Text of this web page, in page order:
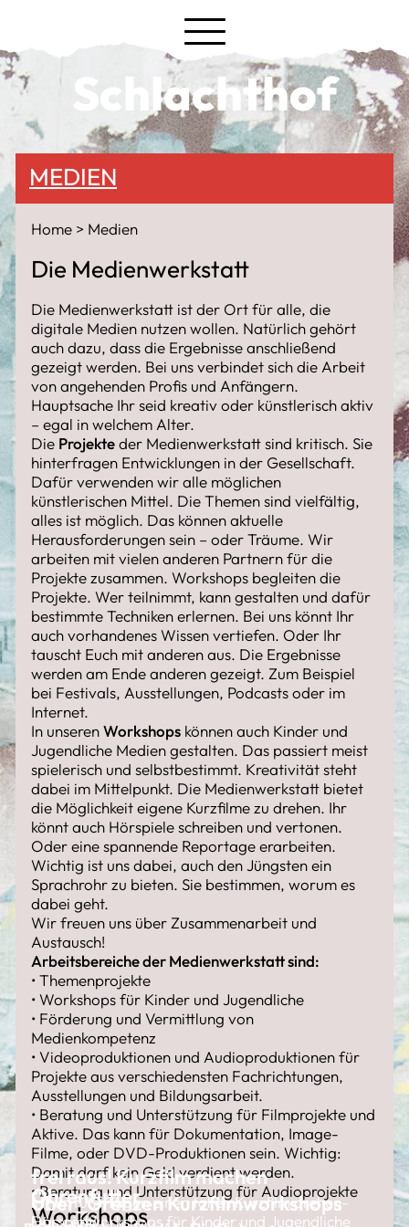
Schlachthof
MEDIEN
Home Medien
Die Medienwerkstatt
Die Medienwerkstatt ist der Ort für alle, die
digitale Medien nutzen wollen. Natürlich gehört
auch dazu, dass die Ergebnisse anschließend
gezeigt werden. Bei uns verbindet sich die Arbeit
von angehenden Profis und Anfängern.
Hauptsache Ihr seid kreativ oder künstlerisch aktiv
– egal in welchem Alter.
Die Projekteder Medienwerkstatt sind kritisch. Sie
hinterfragen Entwicklungen in der Gesellschaft.
Dafür verwenden wir alle möglichen
künstlerischen Mittel. Die Themen sind vielfältig,
alles ist möglich. Das können aktuelle
Herausforderungen sein – oder Träume. Wir
arbeiten mit vielen anderen Partnern für die
Projekte zusammen. Workshops begleiten die
Projekte. Wer teilnimmt, kann gestalten und dafür
bestimmte Techniken erlernen. Bei uns könnt Ihr
auch vorhandenes Wissen vertiefen. Oder Ihr
tauscht Euch mit anderen aus. Die Ergebnisse
werden am Ende anderen gezeigt. Zum Beispiel
bei Festivals, Ausstellungen, Podcasts oder im
Internet.
In unserenWorkshops können auch Kinder und
Jugendliche Medien gestalten. Das passiert meist
spielerisch und selbstbestimmt. Kreativität steht
dabei im Mittelpunkt. Die Medienwerkstatt bietet
die Möglichkeit eigene Kurzfilme zu drehen. Ihr
könnt auch Hörspiele schreiben und vertonen.
Oder eine spannende Reportage erarbeiten.
Wichtig ist uns dabei, auch den Jüngsten ein
Sprachrohr zu bieten. Sie bestimmen, worum es
dabei geht.
Wir freuen uns über Zusammenarbeit und
Austausch!
Arbeitsbereiche der Medienwerkstatt sind:
• Themenprojekte
• Workshops für Kinder und Jugendliche
• Förderung und Vermittlung von
Medienkompetenz
• Videoproduktionen und Audioproduktionen für
Projekte aus verschiedensten Fachrichtungen,
Ausstellungen und Bildungsarbeit.
• Beratung und Unterstützung für Filmprojekte und
Aktive. Das kann für Dokumentation, Image-
Filme, oder DVD-Produktionen sein. Wichtig:
Damit darf kein Geld verdient werden.
• Beratung und Unterstützung für Audioprojekte
Workshops
frei raus! Kurzfilm machen
In nur fünf Tagen einen tollen Kurzfilm drehen-
Das geht!
Ohrenfutter
Hörspielworkshops für Kinder und Jugendliche
Über_Grenzen Kurzfilmworkshops